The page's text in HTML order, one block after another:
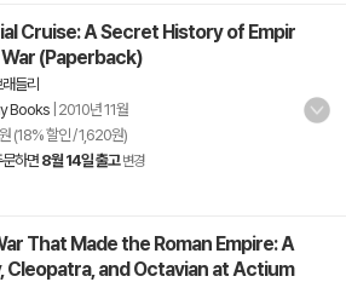
Cruise: A Secret History of Empir
(Paperback)
들리
Books 2010년 11월
원 (18% 할인 / 1,620원)
하면8월 14일 출고 변경
That Made the Roman Empire: A
Cleopatra, and Octavian at Actium